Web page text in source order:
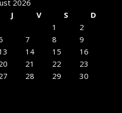
2026
J V S
D
1
2
7 8
9
14 15
16
21 22
23
28 29
30